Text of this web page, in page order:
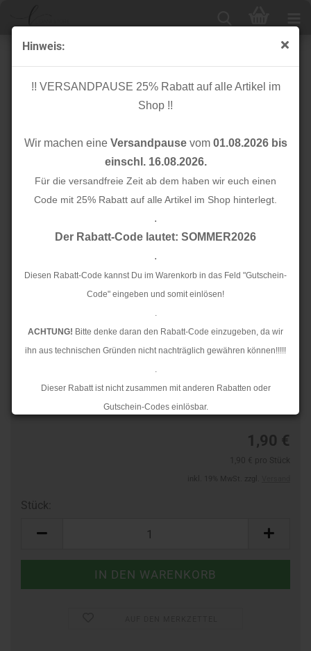
Hinweis:
!! VERSANDPAUSE 25% Rabatt auf alle Artikel im
Shop !!
Wir machen eine Versandpausevom 01.08.2026 bis
einschl. 16.08.2026.
Für die versandfreie Zeit ab dem haben wir euch einen
Code mit 25% Rabatt auf alle Artikel im Shop hinterlegt.
.
Der Rabatt-Code lautet: SOMMER2026
.
Diesen Rabatt-Code kannst Du im Warenkorb in das Feld "Gutschein-
Code" eingeben und somit einlösen!
.
ACHTUNG! Bitte denke daran den Rabatt-Code einzugeben, da wir
ihn aus technischen Gründen nicht nachträglich gewähren können!!!!!
.
Dieser Rabatt ist nicht zusammen mit anderen Rabatten oder
Gutschein-Codes einlösbar.
Ab dem 17.08.2026 versenden wir wieder wie gewohnt. Aufgrund des
Applikation - Aufbügler - Stern - türkis glitzer
1,90 €
Stück: